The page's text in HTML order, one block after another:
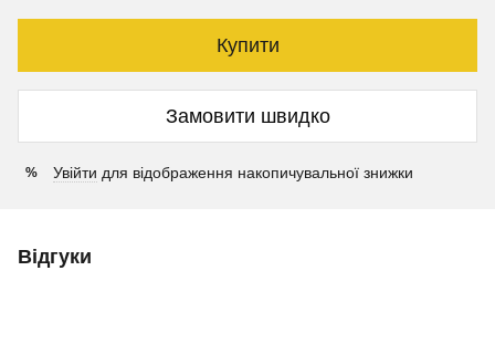
Купити
Замовити швидко
% Увійти для відображення накопичувальної знижки
Відгуки